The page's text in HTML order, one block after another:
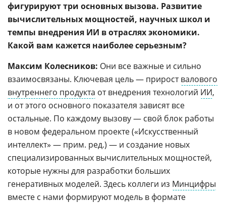
фигурируют три основных вызова. Развитие
вычислительных мощностей, научных школ и
темпы внедрения ИИ в отраслях экономики.
Какой вам кажется наиболее серьезным?
Максим Колесников: Они все важные и сильно
взаимосвязаны. Ключевая цель — прироствалового
внутреннего продукта от внедрения технологий ИИ,
и от этого основного показателя зависят все
остальные. По каждому вызову — свой блок работы
в новом федеральном проекте («Искусственный
интеллект» — прим. ред.) — и создание новых
специализированных вычислительных мощностей,
которые нужны для разработки больших
генеративных моделей. Здесь коллеги из Минцифры
вместе с нами формируют модель в формате